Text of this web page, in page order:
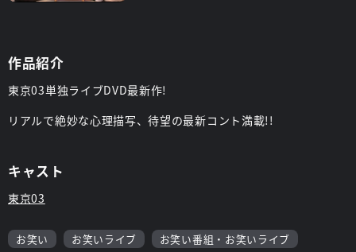
作品紹介
東京03単独ライブDVD最新作!
リアルで絶妙な心理描写、待望の最新コント満載!!
キャスト
東京03
お笑い お笑いライブ お笑い番組・お笑いライブ